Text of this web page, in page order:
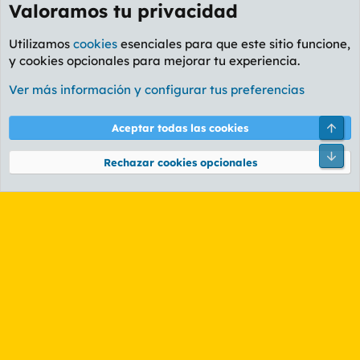
Foro Música
Cookies
PL OLDSTYLE AMARILLO
Términos y reglas Política de privacidad Ayuda
Community platform by XenForo® © 2010-2026 XenForo Ltd.
Valoramos tu privacidad
Utilizamos cookies esenciales para que este sitio funcione,
y cookies opcionales para mejorar tu experiencia.
Ver más información y configurar tus preferencias
Aceptar todas las cookies
Rechazar cookies opcionales
Pie